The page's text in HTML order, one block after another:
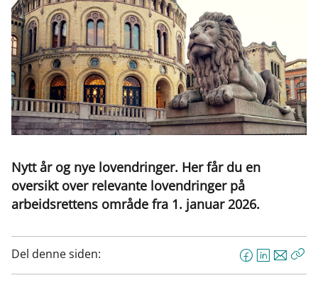
Nytt år og nye lovendringer. Her får du en
oversikt over relevante lovendringer på
arbeidsrettens område fra 1. januar 2026.
Del denne siden:
F
L
E